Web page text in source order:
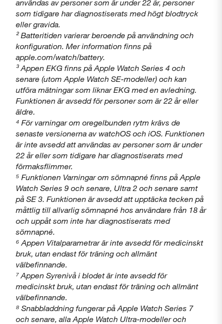
användas av personer som är under 22 år, personer
som tidigare har diagnostiserats med högt blodtryck
eller gravida.
² Batteritiden varierar beroende på användning och
konfiguration. Mer information finns på
apple.com/watch/battery.
³ Appen EKG finns på Apple Watch Series 4 och
senare (utom Apple Watch SE-modeller) och kan
utföra mätningar som liknar EKG med en avledning.
Funktionen är avsedd för personer som är 22 år eller
äldre.
⁴ För varningar om oregelbunden rytm krävs de
senaste versionerna av watchOS och iOS. Funktionen
är inte avsedd att användas av personer som är under
22 år eller som tidigare har diagnostiserats med
förmaksflimmer.
⁵ Funktionen Varningar om sömnapné finns på Apple
Watch Series 9 och senare, Ultra 2 och senare samt
på SE 3. Funktionen är avsedd att upptäcka tecken på
måttlig till allvarlig sömnapné hos användare från 18 år
och uppåt som inte har diagnostiserats med
sömnapné.
⁶ Appen Vitalparametrar är inte avsedd för medicinskt
bruk, utan endast för träning och allmänt
välbefinnande.
⁷ Appen Syrenivå i blodet är inte avsedd för
medicinskt bruk, utan endast för träning och allmänt
välbefinnande.
⁸ Snabbladdning fungerar på Apple Watch Series 7
och senare, alla Apple Watch Ultra-modeller och